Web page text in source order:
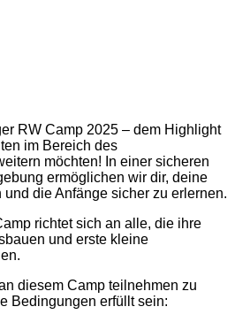
RW Camp 2025 – dem Highlight
im Bereich des
möchten! In einer sicheren
ermöglichen wir dir, deine
die Anfänge sicher zu erlernen.
richtet sich an alle, die ihre
und erste kleine
diesem Camp teilnehmen zu
Bedingungen erfüllt sein: